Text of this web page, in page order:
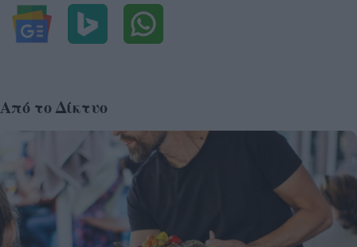
Από το Δίκτυο